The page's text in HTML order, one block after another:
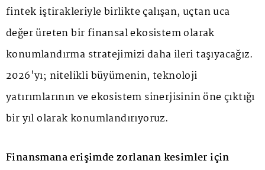
fintek iştirakleriyle birlikte çalışan, uçtan uca
değer üreten bir finansal ekosistem olarak
konumlandırma stratejimizi daha ileri taşıyacağız.
2026'yı; nitelikli büyümenin, teknoloji
yatırımlarının ve ekosistem sinerjisinin öne çıktığı
bir yıl olarak konumlandırıyoruz.
Finansmana erişimde zorlanan kesimler için